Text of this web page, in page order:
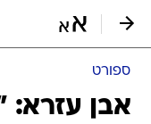
ספורט
אבן